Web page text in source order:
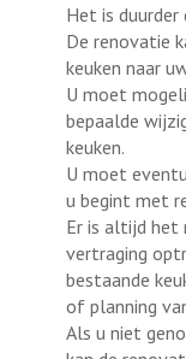
Het is duurder
De renovatie
keuken naar
U moet
bepaalde
keuken.
U moet
u begint met
Er is altijd het
vertraging
bestaande
of planning
Als u niet